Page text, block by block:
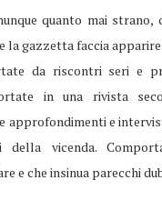
quanto mai strano,
la gazzetta faccia
da riscontri seri e
in una rivista
approfondimenti e
della vicenda.
e che insinua parecchi